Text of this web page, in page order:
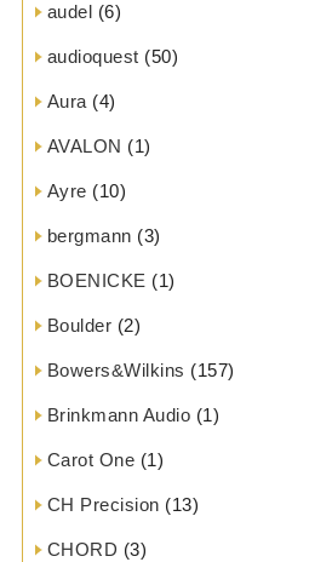
audel (6)
audioquest (50)
Aura (4)
AVALON (1)
Ayre (10)
bergmann (3)
BOENICKE (1)
Boulder (2)
Bowers&Wilkins (157)
Brinkmann Audio (1)
Carot One (1)
CH Precision (13)
CHORD (3)